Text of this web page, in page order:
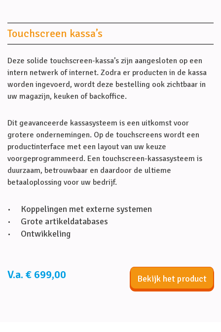
Touchscreen kassa’s
Deze solide touchscreen-kassa’s zijn aangesloten op een
intern netwerk of internet. Zodra er producten in de kassa
worden ingevoerd, wordt deze bestelling ook zichtbaar in
uw magazijn, keuken of backoffice.
Dit geavanceerde kassasysteem is een uitkomst voor
grotere ondernemingen. Op de touchscreens wordt een
productinterface met een layout van uw keuze
voorgeprogrammeerd. Een touchscreen-kassasysteem is
duurzaam, betrouwbaar en daardoor de ultieme
betaaloplossing voor uw bedrijf.
Koppelingen met externe systemen
Grote artikeldatabases
Ontwikkeling
V.a. € 699,00 Bekijk het product